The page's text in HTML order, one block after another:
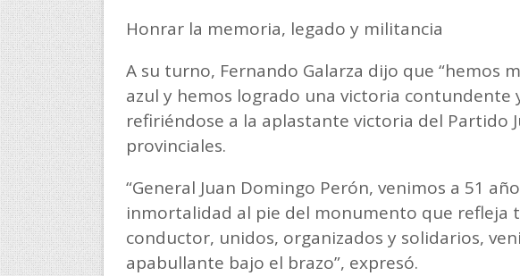
Honrar la memoria, legado y militancia
A su turno, Fernando Galarza dijo que “hemos
azul y hemos logrado una victoria contundente
refiriéndose a la aplastante victoria del Partido
provinciales.
“General Juan Domingo Perón, venimos a 51
inmortalidad al pie del monumento que refleja
conductor, unidos, organizados y solidarios,
apabullante bajo el brazo”, expresó.